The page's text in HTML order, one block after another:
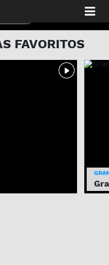
FAVORITOS